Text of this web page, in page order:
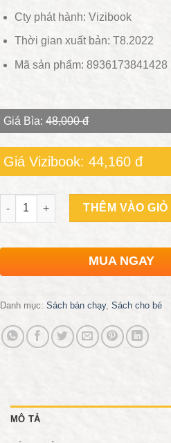
Cty phát hành: Vizibook
Thời gian xuất bản: T8.2022
Mã sản phẩm: 8936173841428
Giá Bìa: 48,000 đ
Giá Vizibook: 44,160 đ
Số lượng
THÊM VÀO
MUA NGAY
Danh mục: Sách bán chạy, Sách cho bé
MÔ TẢ